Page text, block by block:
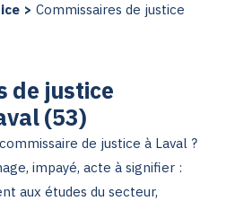
> Commissaires de justice
de justice
(53)
de justice à Laval ?
impayé, acte à signifier :
aux études du secteur,